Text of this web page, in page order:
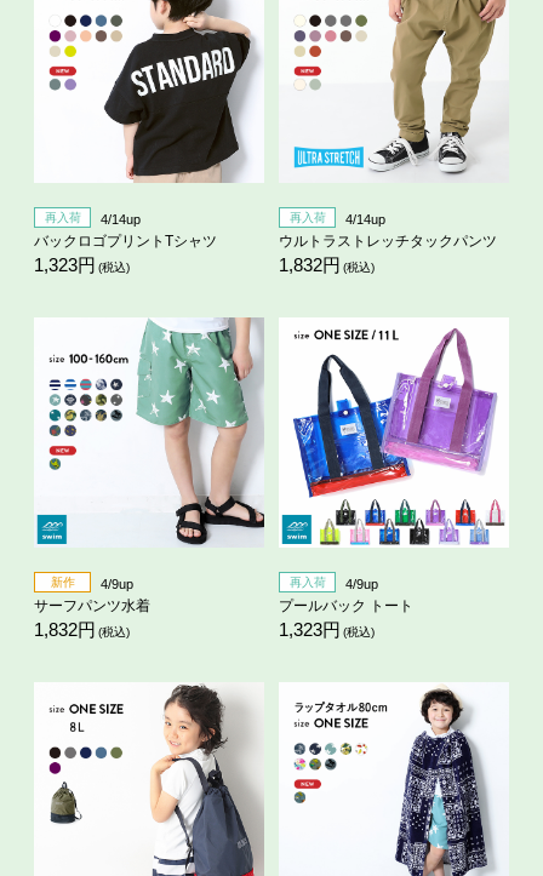
再入荷 4/14up
バックロゴプリントTシャツ
1,323円 (税込)
再入荷 4/14up
ウルトラストレッチタックパンツ
1,832円 (税込)
新作 4/9up
サーフパンツ水着
1,832円 (税込)
再入荷 4/9up
プールバック トート
1,323円 (税込)